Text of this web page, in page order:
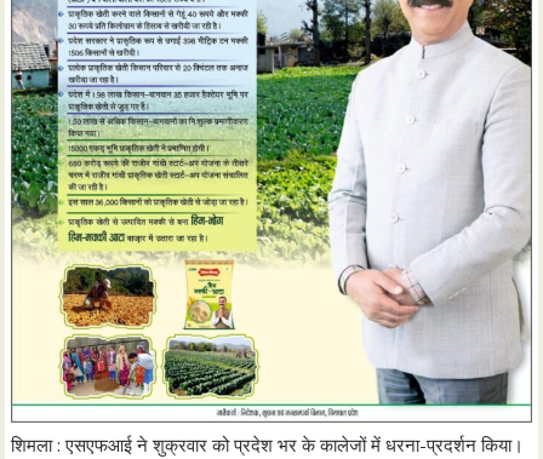
शिमला : एसएफआई ने शुक्रवार को प्रदेश भर के कालेजों में धरना-प्रदर्शन किया।